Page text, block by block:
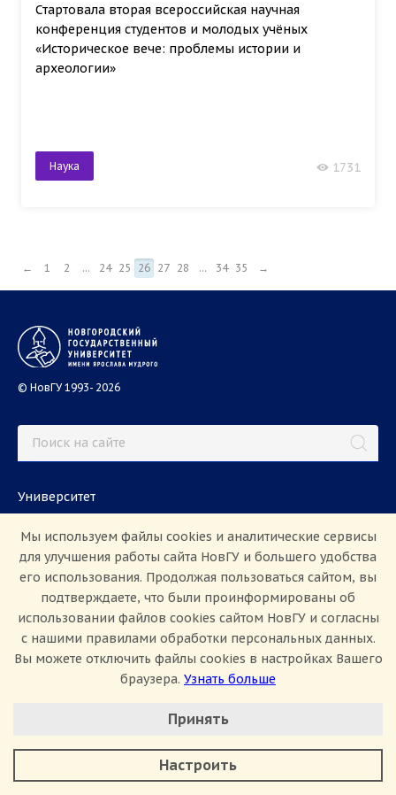
Стартовала вторая всероссийская научная
конференция студентов и молодых учёных
«Историческое вече: проблемы истории и
археологии»
Наука 1731
← 1 2 ... 24 25 26 27 28 ... 34 35 →
© НовГУ 1993- 2026
Университет
Международная деятельность
Абитуриентам
Школьникам
Работа в НовГУ
Партнёрам
ул. Большая Санкт-Петербургская, 41, каб.
Мы используем файлы cookies и аналитические сервисы
для улучшения работы сайта НовГУ и большего удобства
его использования. Продолжая пользоваться сайтом, вы
подтверждаете, что были проинформированы об
использовании файлов cookies сайтом НовГУ и согласны
с нашими правилами обработки персональных данных.
Вы можете отключить файлы cookies в настройках Вашего
браузера. Узнать больше
Минимальные
Аналитические/Функциональные
Принять
Настроить